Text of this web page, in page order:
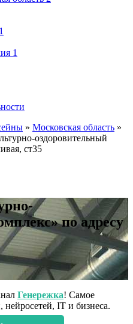
1
1
» Московская область »
оздоровительный
ст35
по адресу
Генережка! Самое
нейросетей, IT и бизнеса.